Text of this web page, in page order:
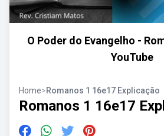
O Poder do Evangelho -
YouTube
Home>Romanos 1 16e17 Explicação
Romanos 1 16e17